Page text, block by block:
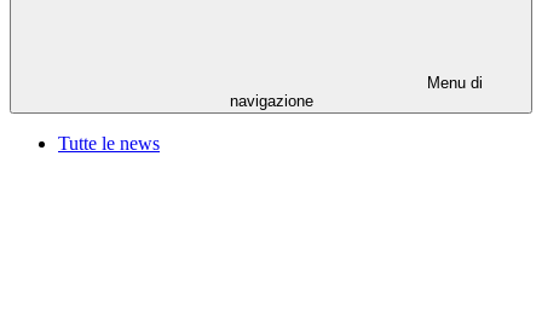
Menu di
navigazione
Tutte le news